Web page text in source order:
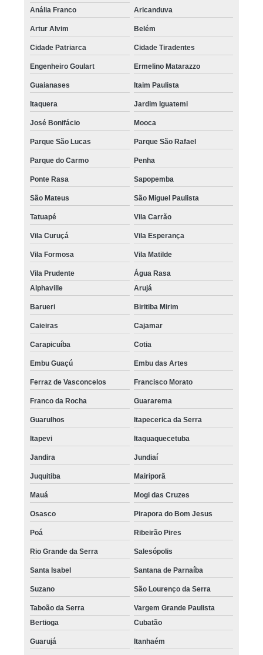
Anália Franco
Aricanduva
Artur Alvim Belém
Cidade Patriarca Cidade Tiradentes
Engenheiro Goulart Ermelino Matarazzo
Guaianases Itaim Paulista
Itaquera Jardim Iguatemi
José Bonifácio Mooca
Parque São Lucas Parque São Rafael
Parque do Carmo Penha
Ponte Rasa Sapopemba
São Mateus São Miguel Paulista
Tatuapé Vila Carrão
Vila Curuçá Vila Esperança
Vila Formosa Vila Matilde
Vila Prudente
Água Rasa
Alphaville
Arujá
Barueri Biritiba Mirim
Caieiras Cajamar
Carapicuíba Cotia
Embu Guaçú Embu das Artes
Ferraz de Vasconcelos Francisco Morato
Franco da Rocha Guararema
Guarulhos Itapecerica da Serra
Itapevi Itaquaquecetuba
Jandira Jundiaí
Juquitiba Mairiporã
Mauá Mogi das Cruzes
Osasco Pirapora do Bom Jesus
Poá Ribeirão Pires
Rio Grande da Serra Salesópolis
Santa Isabel Santana de Parnaíba
Suzano São Lourenço da Serra
Taboão da Serra
Vargem Grande Paulista
Bertioga
Cubatão
Guarujá Itanhaém